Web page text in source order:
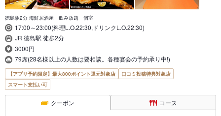
徳島駅2分 海鮮居酒屋 飲み放題 個室
17:00～23:00(料理L.O.22:30,ドリンクL.O.22:30)
JR 徳島駅 徒歩2分
3000円
79席(28名様以上の人数は要相談。各種宴会の予約承り中!)
【アプリ予約限定】最大800ポイント還元対象店
口コミ投稿特典対象店
スマート支払い可
クーポン コース